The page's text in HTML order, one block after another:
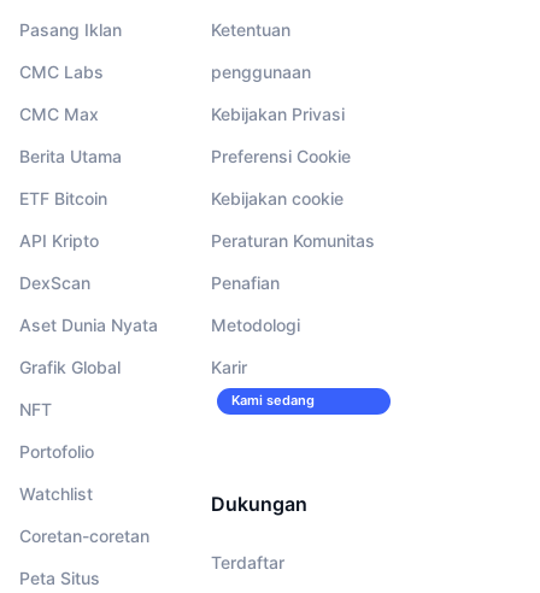
Pasang Iklan
CMC Labs
CMC Max
Berita Utama
ETF Bitcoin
API Kripto
DexScan
Aset Dunia Nyata
Grafik Global
NFT
Portofolio
Watchlist
Coretan-coretan
Peta Situs
Ketentuan
penggunaan
Kebijakan Privasi
Preferensi Cookie
Kebijakan cookie
Peraturan Komunitas
Penafian
Metodologi
Karir
Kami sedang
Dukungan
Terdaftar